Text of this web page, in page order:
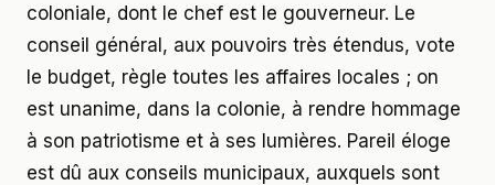
coloniale, dont le chef est le gouverneur. Le
conseil général, aux pouvoirs très étendus, vote
le budget, règle toutes les affaires locales ; on
est unanime, dans la colonie, à rendre hommage
à son patriotisme et à ses lumières. Pareil éloge
est dû aux conseils municipaux, auxquels sont